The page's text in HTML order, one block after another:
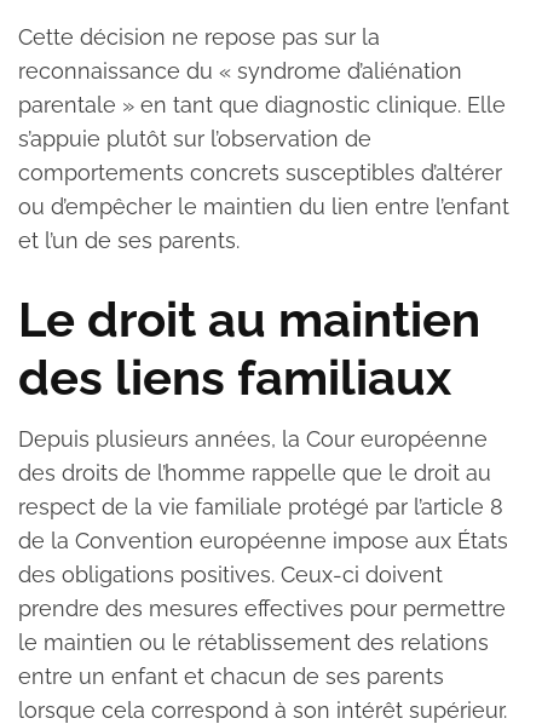
Cette décision ne repose pas sur la
reconnaissance du « syndrome d’aliénation
parentale » en tant que diagnostic clinique. Elle
s’appuie plutôt sur l’observation de
comportements concrets susceptibles d’altérer
ou d’empêcher le maintien du lien entre l’enfant
et l’un de ses parents.
Le droit au maintien
des liens familiaux
Depuis plusieurs années, la Cour européenne
des droits de l’homme rappelle que le droit au
respect de la vie familiale protégé par l’article 8
de la Convention européenne impose aux États
des obligations positives. Ceux-ci doivent
prendre des mesures effectives pour permettre
le maintien ou le rétablissement des relations
entre un enfant et chacun de ses parents
lorsque cela correspond à son intérêt supérieur.